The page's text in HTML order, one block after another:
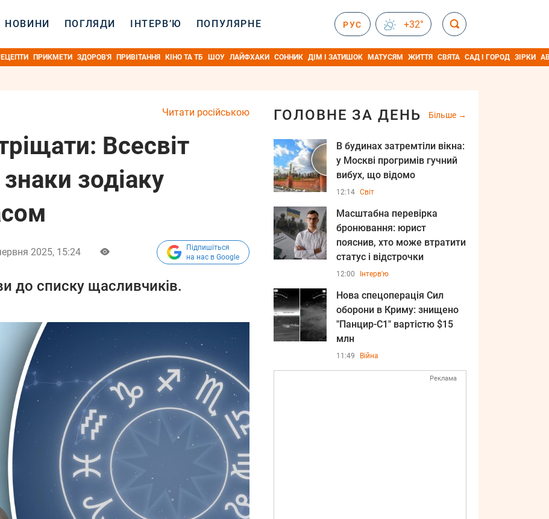
НОВИНИ ПОГЛЯДИ ІНТЕРВ’Ю ПОПУЛЯРНЕ РУС +32°
ПРИКМЕТИ ЗДОРОВ'Я ПРИВІТАННЯ КІНО ТА ТБ ШОУ ЛАЙФХАКИ СОННИК ДІМ І ЗАТИШОК МАТУСЯМ ЖИТТЯ СВЯТА САД І ГОРОД ЗІРКИ
Читати російською
Всесвіт
зодіаку
2025, 15:24
Підпишіться
на нас в Google
до списку щасливчиків.
ГОЛОВНЕ ЗА ДЕНЬ Більше
В будинах затремтіли вікна:
у Москві прогримів гучний
вибух, що відомо
12:14 Світ
Масштабна перевірка
бронювання: юрист
пояснив, хто може втратити
статус і відстрочки
12:00 Інтерв'ю
Нова спецоперація Сил
оборони в Криму: знищено
"Панцир-С1" вартістю $15
млн
11:49 Війна
Реклама